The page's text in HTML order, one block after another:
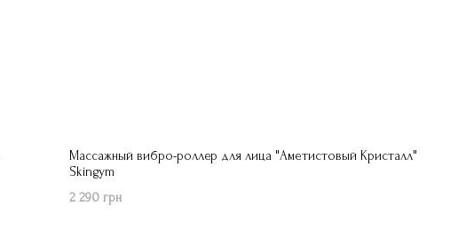
Массажный вибро-роллер для лица "Аметистовый Кристалл"
Skingym
2 290 грн